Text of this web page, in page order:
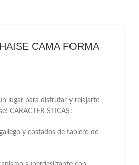
CAMA FORMA
lugar para disfrutar y relajarte
CARACTER STICAS:
y costados de tablero de